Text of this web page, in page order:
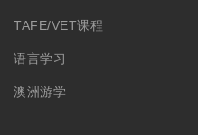
TAFE/VET课程
语言学习
澳洲游学